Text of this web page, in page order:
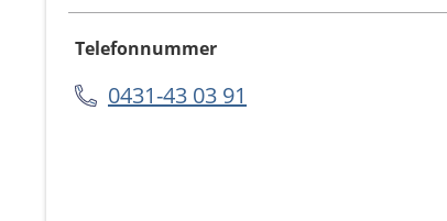
Telefonnummer
0431-43 03 91